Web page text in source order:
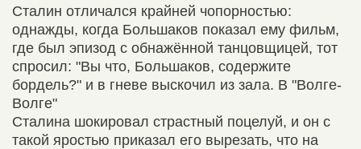
Сталин отличался крайней чопорностью:
однажды, когда Большаков показал ему фильм,
где был эпизод с обнажённой танцовщицей, тот
спросил: "Вы что, Большаков, содержите
бордель?" и в гневе выскочил из зала. В "Волге-
Волге"
Сталина шокировал страстный поцелуй, и он с
такой яростью приказал его вырезать, что на